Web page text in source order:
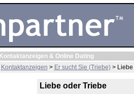
Kontaktanzeigen & Online Dating
Kontaktanzeigen > Er sucht Sie (Triebe)> Liebe
Liebe oder Triebe